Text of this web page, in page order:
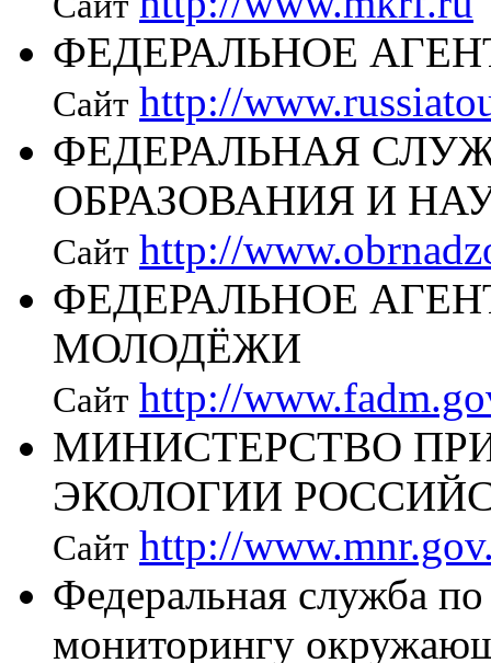
ФЕДЕРАЛЬНОЕ
Сайт http://
ФЕДЕРАЛЬНАЯ
ОБРАЗОВАНИЯ И
Сайт http://
ФЕДЕРАЛЬНОЕ
МОЛОДЁЖИ
Сайт http://
МИНИСТЕРСТВО
ЭКОЛОГИИ
Сайт http://
Федеральная служба
мониторингу